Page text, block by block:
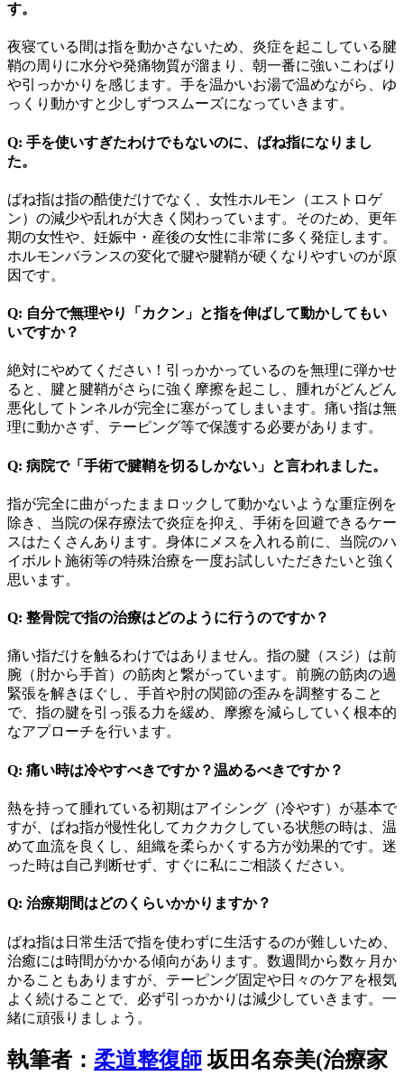
す。
夜寝ている間は指を動かさないため、炎症を起こしている腱
鞘の周りに水分や発痛物質が溜まり、朝一番に強いこわばり
や引っかかりを感じます。手を温かいお湯で温めながら、ゆ
っくり動かすと少しずつスムーズになっていきます。
Q: 手を使いすぎたわけでもないのに、ばね指になりまし
た。
ばね指は指の酷使だけでなく、女性ホルモン（エストロゲ
ン）の減少や乱れが大きく関わっています。そのため、更年
期の女性や、妊娠中・産後の女性に非常に多く発症します。
ホルモンバランスの変化で腱や腱鞘が硬くなりやすいのが原
因です。
Q: 自分で無理やり「カクン」と指を伸ばして動かしてもい
いですか？
絶対にやめてください！引っかかっているのを無理に弾かせ
ると、腱と腱鞘がさらに強く摩擦を起こし、腫れがどんどん
悪化してトンネルが完全に塞がってしまいます。痛い指は無
理に動かさず、テーピング等で保護する必要があります。
Q: 病院で「手術で腱鞘を切るしかない」と言われました。
指が完全に曲がったままロックして動かないような重症例を
除き、当院の保存療法で炎症を抑え、手術を回避できるケー
スはたくさんあります。身体にメスを入れる前に、当院のハ
イボルト施術等の特殊治療を一度お試しいただきたいと強く
思います。
Q: 整骨院で指の治療はどのように行うのですか？
痛い指だけを触るわけではありません。指の腱（スジ）は前
腕（肘から手首）の筋肉と繋がっています。前腕の筋肉の過
緊張を解きほぐし、手首や肘の関節の歪みを調整すること
で、指の腱を引っ張る力を緩め、摩擦を減らしていく根本的
なアプローチを行います。
Q: 痛い時は冷やすべきですか？温めるべきですか？
熱を持って腫れている初期はアイシング（冷やす）が基本で
すが、ばね指が慢性化してカクカクしている状態の時は、温
めて血流を良くし、組織を柔らかくする方が効果的です。迷
った時は自己判断せず、すぐに私にご相談ください。
Q: 治療期間はどのくらいかかりますか？
ばね指は日常生活で指を使わずに生活するのが難しいため、
治癒には時間がかかる傾向があります。数週間から数ヶ月か
かることもありますが、テーピング固定や日々のケアを根気
よく続けることで、必ず引っかかりは減少していきます。一
緒に頑張りましょう。
執筆者： 柔道整復師坂田名奈美(治療家